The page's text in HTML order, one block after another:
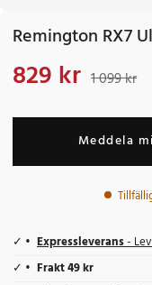
Remington RX7
Nuvarande pris
829 kr 1 099 kr
Meddela
Expressleverans-
Frakt 49 kr